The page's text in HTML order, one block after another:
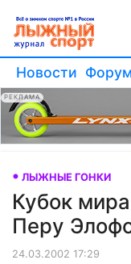
Новости Форум
РЕКЛАМА
ЛЫЖНЫЕ ГОНКИ
Кубок
Перу
24.03.2002 17:29